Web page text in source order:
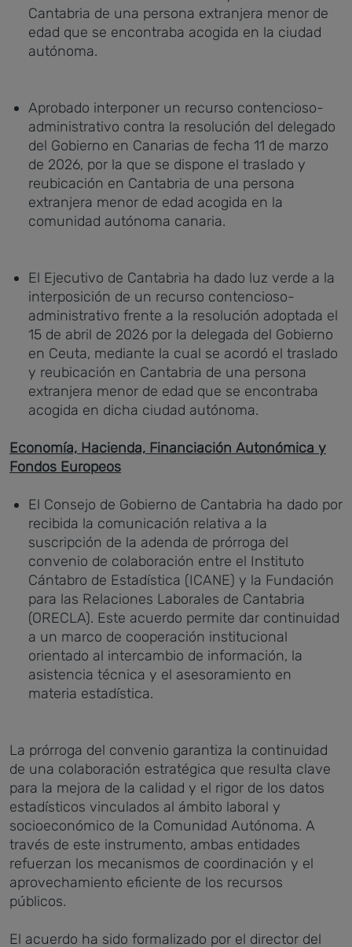
Cantabria de una persona extranjera menor de
edad que se encontraba acogida en la ciudad
autónoma.
Aprobado interponer un recurso contencioso-
administrativo contra la resolución del delegado
del Gobierno en Canarias de fecha 11 de marzo
de 2026, por la que se dispone el traslado y
reubicación en Cantabria de una persona
extranjera menor de edad acogida en la
comunidad autónoma canaria.
El Ejecutivo de Cantabria ha dado luz verde a la
interposición de un recurso contencioso-
administrativo frente a la resolución adoptada el
15 de abril de 2026 por la delegada del Gobierno
en Ceuta, mediante la cual se acordó el traslado
y reubicación en Cantabria de una persona
extranjera menor de edad que se encontraba
acogida en dicha ciudad autónoma.
Economía, Hacienda, Financiación Autonómica y
Fondos Europeos
El Consejo de Gobierno de Cantabria ha dado por
recibida la comunicación relativa a la
suscripción de la adenda de prórroga del
convenio de colaboración entre el Instituto
Cántabro de Estadística (ICANE) y la Fundación
para las Relaciones Laborales de Cantabria
(ORECLA). Este acuerdo permite dar continuidad
a un marco de cooperación institucional
orientado al intercambio de información, la
asistencia técnica y el asesoramiento en
materia estadística.
La prórroga del convenio garantiza la continuidad
de una colaboración estratégica que resulta clave
para la mejora de la calidad y el rigor de los datos
estadísticos vinculados al ámbito laboral y
socioeconómico de la Comunidad Autónoma. A
través de este instrumento, ambas entidades
refuerzan los mecanismos de coordinación y el
aprovechamiento eficiente de los recursos
públicos.
El acuerdo ha sido formalizado por el director del